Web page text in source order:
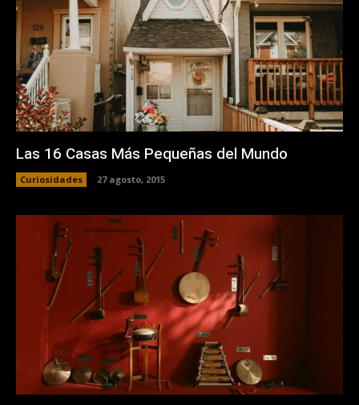
Las 16 Casas Más Pequeñas del Mundo
Curiosidades 27 agosto, 2015